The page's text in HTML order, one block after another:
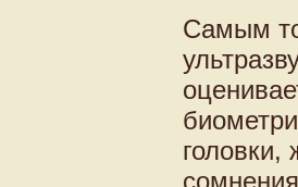
Самым
головки,